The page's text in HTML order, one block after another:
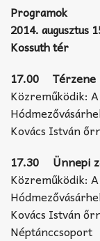
Programok
2014. augusztus
Kossuth tér
17.00 Térzene
Közreműködik:
Kovács István
17.30 Ünnepi
Közreműködik:
Kovács István
Néptánccsoport